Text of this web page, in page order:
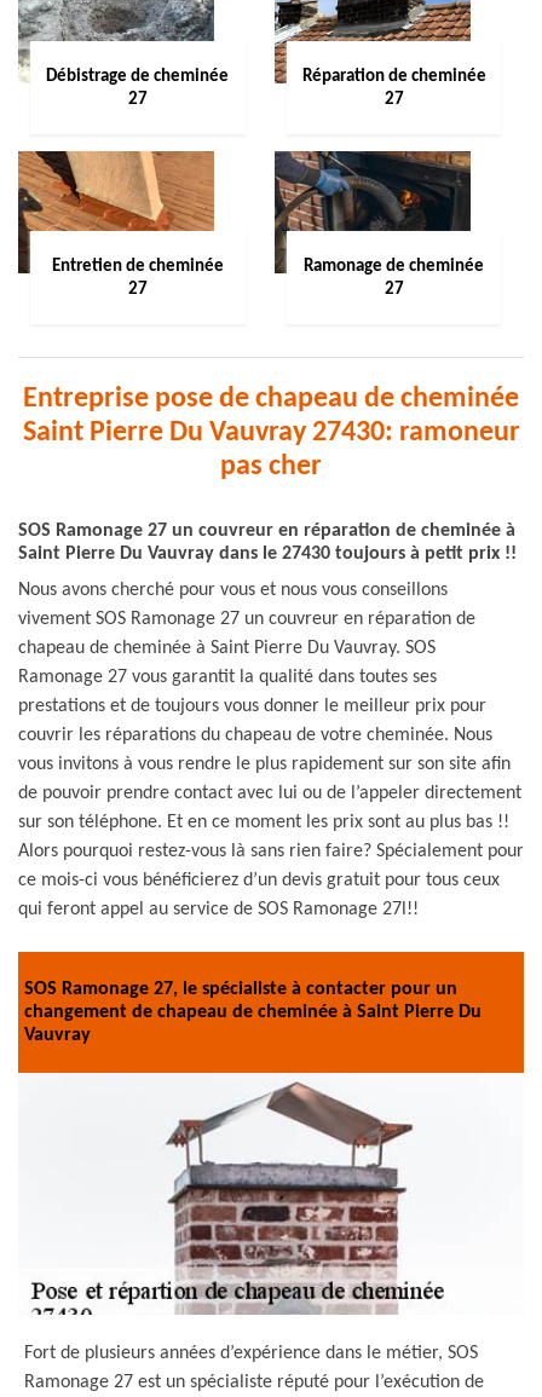
Débistrage de cheminée
27
Réparation de cheminée
27
Entretien de cheminée
27
Ramonage de cheminée
27
Entreprise pose de chapeau de cheminée
Saint Pierre Du Vauvray 27430: ramoneur
pas cher
SOS Ramonage 27 un couvreur en réparation de cheminée à
Saint Pierre Du Vauvray dans le 27430 toujours à petit prix !!
Nous avons cherché pour vous et nous vous conseillons
vivement SOS Ramonage 27 un couvreur en réparation de
chapeau de cheminée à Saint Pierre Du Vauvray. SOS
Ramonage 27 vous garantit la qualité dans toutes ses
prestations et de toujours vous donner le meilleur prix pour
couvrir les réparations du chapeau de votre cheminée. Nous
vous invitons à vous rendre le plus rapidement sur son site afin
de pouvoir prendre contact avec lui ou de l’appeler directement
sur son téléphone. Et en ce moment les prix sont au plus bas !!
Alors pourquoi restez-vous là sans rien faire? Spécialement pour
ce mois-ci vous bénéficierez d’un devis gratuit pour tous ceux
qui feront appel au service de SOS Ramonage 27l!!
SOS Ramonage 27, le spécialiste à contacter pour un
changement de chapeau de cheminée à Saint Pierre Du
Vauvray
Fort de plusieurs années d’expérience dans le métier, SOS
Ramonage 27 est un spécialiste réputé pour l’exécution de